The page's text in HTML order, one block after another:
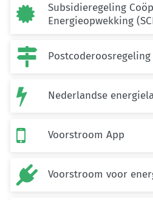

Subsidieregeling
Energieopwekking
 Postcoderoosregeling
 Nederlandse
 Voorstroom App
 Voorstroom voor